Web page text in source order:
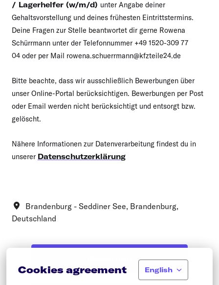
Cookies agreement English
/ Lagerhelfer (w/m/d) unter Angabe deiner
Gehaltsvorstellung und deines frühesten Eintrittstermins.
Deine Fragen zur Stelle beantwortet dir gerne Rowena
Schürrmann unter der Telefonnummer +49 1520-309 77
04 oder per Mail rowena.schuerrmann@kfzteile24.de
Bitte beachte, dass wir ausschließlich Bewerbungen über
unser Online-Portal berücksichtigen. Bewerbungen per Post
oder Email werden nicht berücksichtigt und entsorgt bzw.
gelöscht.
Nähere Informationen zur Datenverarbeitung findest du in
unserer Datenschutzerklärung
Brandenburg - Seddiner See, Brandenburg,
Deutschland